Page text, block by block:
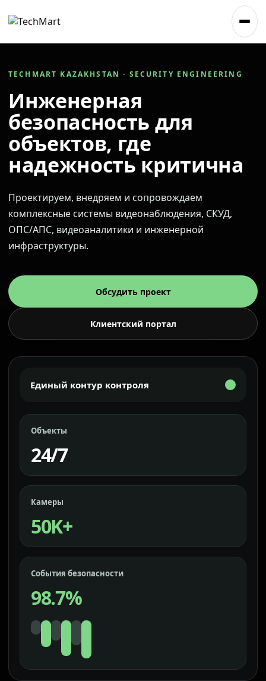
TECHMART KAZAKHSTAN · SECURITY ENGINEERING
Инженерная
безопасность для
объектов, где
надежность критична
Проектируем, внедряем и сопровождаем
комплексные системы видеонаблюдения, СКУД,
ОПС/АПС, видеоаналитики и инженерной
инфраструктуры.
Обсудить проект
Клиентский портал
Единый контур контроля
Объекты
24/7
Камеры
50K+
События безопасности
98.7%